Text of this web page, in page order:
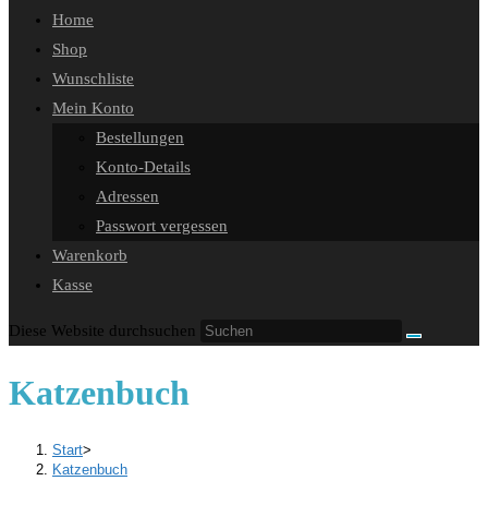
Home
Shop
Wunschliste
Mein Konto
Bestellungen
Konto-Details
Adressen
Passwort vergessen
Warenkorb
Kasse
Diese Website durchsuchen
Katzenbuch
Start>
Katzenbuch